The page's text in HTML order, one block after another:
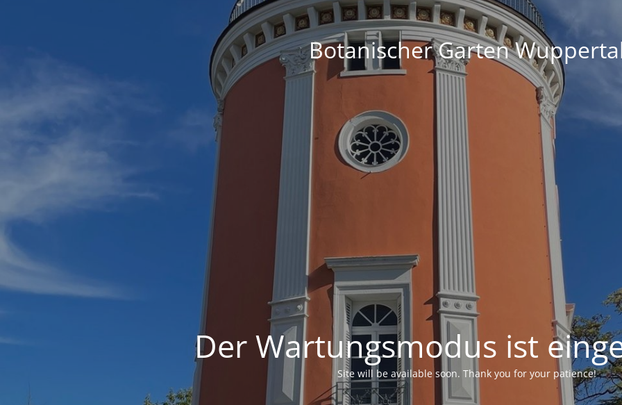
Botanischer Garten
Der Wartungsmodus ist
Site will be available soon. Thank you for your patience!